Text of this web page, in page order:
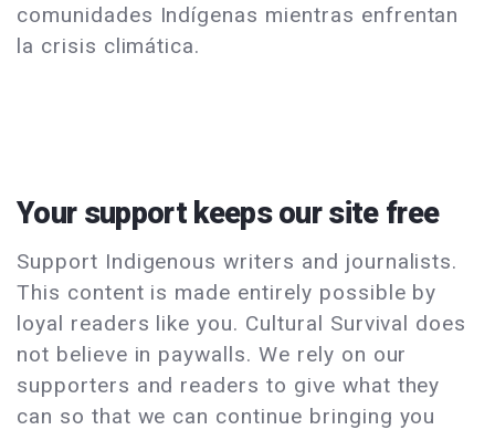
comunidades Indígenas mientras enfrentan
la crisis climática.
Your support keeps our site free
Support Indigenous writers and journalists.
This content is made entirely possible by
loyal readers like you. Cultural Survival does
not believe in paywalls. We rely on our
supporters and readers to give what they
can so that we can continue bringing you